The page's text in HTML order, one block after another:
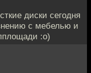
диски сегодня
с мебелью и
:о)